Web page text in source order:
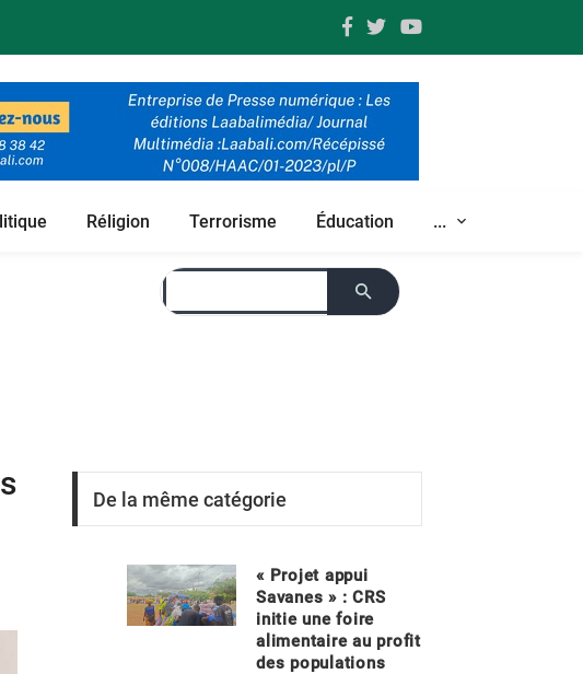
Réligion Terrorisme Éducation ...
De la même catégorie
« Projet appui
Savanes » : CRS
initie une foire
alimentaire au profit
des populations